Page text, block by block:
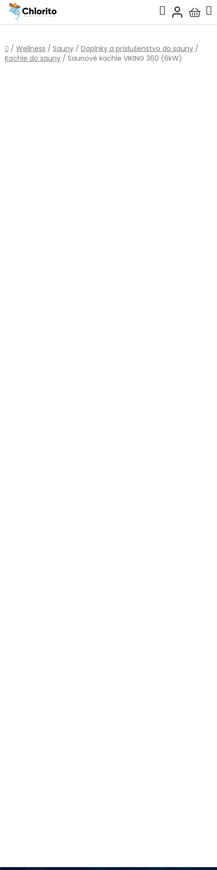
Prejsť
obsah
Hľadať
košík
Domov
/ Wellness / Sauny / Doplnky a príslušenstvo do sauny /
Kachle do sauny / Saunové kachle VIKING 360 (6kW)